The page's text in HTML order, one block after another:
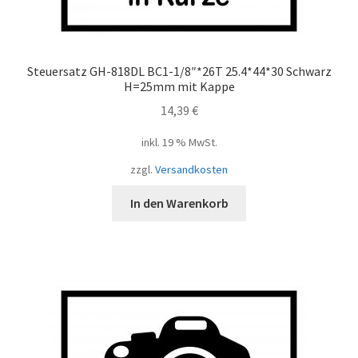
Steuersatz GH-818DL BC1-1/8″*26T 25.4*44*30 Schwarz
H=25mm mit Kappe
14,39 €
inkl. 19 % MwSt.
zzgl. Versandkosten
In den Warenkorb